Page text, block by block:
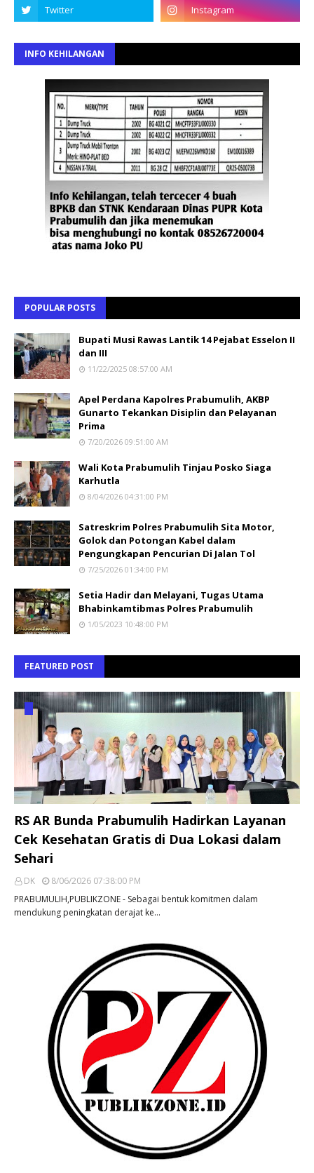
INFO KEHILANGAN
POPULAR POSTS
Bupati Musi Rawas Lantik 14 Pejabat Esselon II
dan III
11/22/2025 08:57:00 AM
Apel Perdana Kapolres Prabumulih, AKBP
Gunarto Tekankan Disiplin dan Pelayanan
Prima
7/20/2026 09:51:00 AM
Wali Kota Prabumulih Tinjau Posko Siaga
Karhutla
8/04/2026 04:31:00 PM
Satreskrim Polres Prabumulih Sita Motor,
Golok dan Potongan Kabel dalam
Pengungkapan Pencurian Di Jalan Tol
7/25/2026 01:34:00 PM
Setia Hadir dan Melayani, Tugas Utama
Bhabinkamtibmas Polres Prabumulih
1/05/2023 10:48:00 PM
FEATURED POST
RS AR Bunda Prabumulih Hadirkan Layanan
Cek Kesehatan Gratis di Dua Lokasi dalam
Sehari
DK
8/06/2026 07:38:00 PM
PRABUMULIH,PUBLIKZONE - Sebagai bentuk komitmen dalam
mendukung peningkatan derajat ke…